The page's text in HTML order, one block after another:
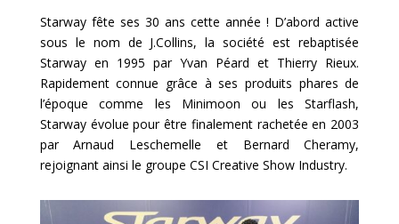
Starway fête ses 30 ans cette année ! D’abord active
sous le nom de J.Collins, la société est rebaptisée
Starway en 1995 par Yvan Péard et Thierry Rieux.
Rapidement connue grâce à ses produits phares de
l’époque comme les Minimoon ou les Starflash,
Starway évolue pour être finalement rachetée en 2003
par Arnaud Leschemelle et Bernard Cheramy,
rejoignant ainsi le groupe CSI Creative Show Industry.